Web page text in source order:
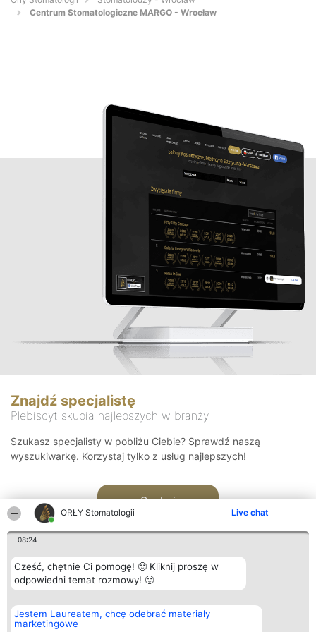
ORŁY Stomatologii Live chat
08:24
Cześć, chętnie Ci pomogę! 🙂 Kliknij proszę w
odpowiedni temat rozmowy! 🙂
Jestem Laureatem, chcę odebrać materiały
marketingowe
Centrum Stomatologiczne MARGO - Wrocław
Znajdź specjalistę
Plebiscyt skupia najlepszych w branży
Szukasz specjalisty w pobliżu Ciebie? Sprawdź naszą
wyszukiwarkę. Korzystaj tylko z usług najlepszych!
Szukaj
Organizator plebiscytu
Bright Side Solutions sp. z o.
o. sp. k.
Plebiscyt
Laureaci
Kontakt
Kontakt